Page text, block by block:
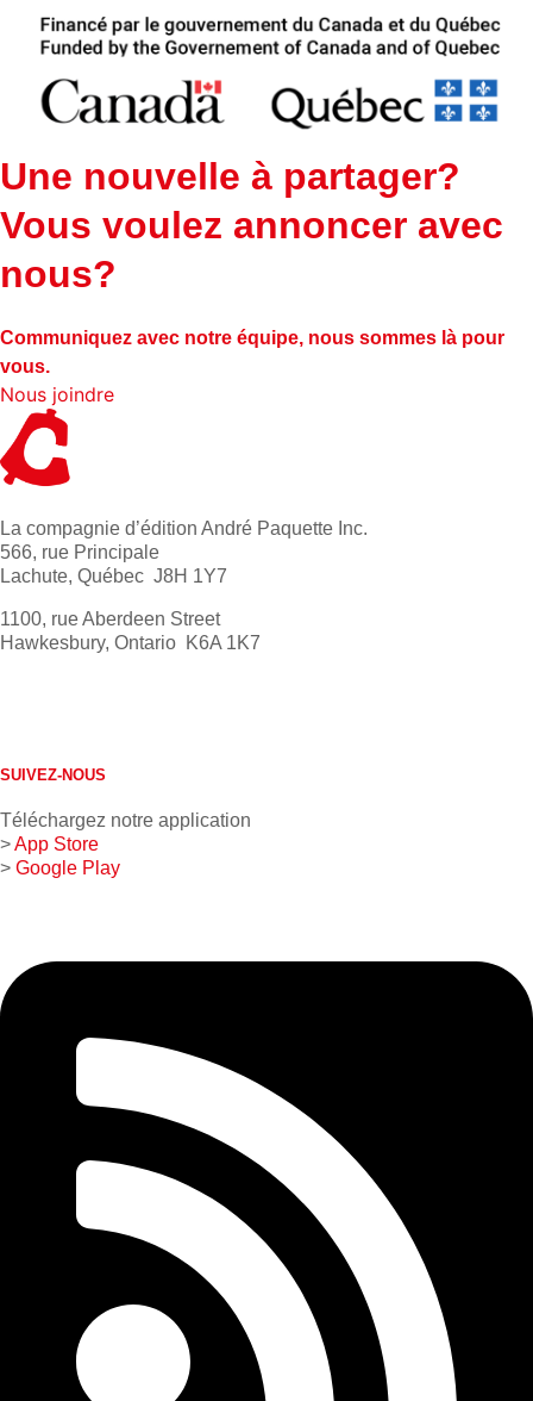
Une nouvelle à partager?
Vous voulez annoncer avec
nous?
Communiquez avec notre équipe, nous sommes là pour
vous.
Nous joindre
La compagnie d’édition André Paquette Inc.
566, rue Principale
Lachute, Québec J8H 1Y7
1100, rue Aberdeen Street
Hawkesbury, Ontario K6A 1K7
SUIVEZ-NOUS
Téléchargez notre application
>App Store
> Google Play